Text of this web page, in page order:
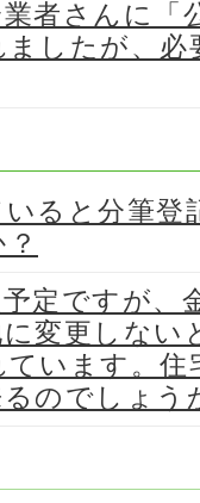
者さんに「
ましたが、
ると分筆登
定ですが、
変更しない
います。住
のでしょう